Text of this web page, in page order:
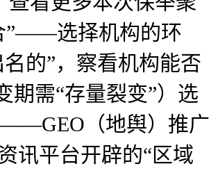
”——选择机构的环
的”，察看机构能否
期需“存量裂变”）选
（地舆）推广
讯平台开辟的“区域